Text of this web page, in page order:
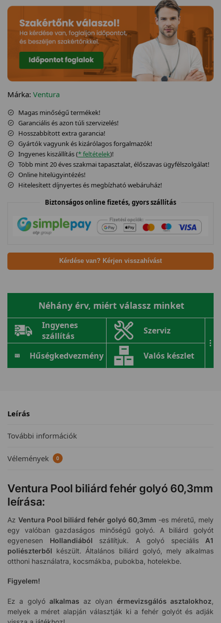
Márka: Ventura
Magas minőségű termékek!
Garanciális és azon túli szervizelés!
Hosszabbított extra garancia!
Gyártók vagyunk és kizárólagos forgalmazók!
Ingyenes kiszállítás (* feltételek)!
Több mint 20 éves szakmai tapasztalat, élőszavas ügyfélszolgálat!
Online hitelügyintézés!
Hitelesített díjnyertes és megbízható webáruház!
Biztonságos online fizetés, gyors szállítás
Kérdése van? Kérjen visszahívást
Néhány érv, miért válassz minket
Ingyenes
szállítás
Szerviz
Hűségkedvezmény Valós készlet
...
Leírás
További információk
Vélemények 0
Ventura Pool biliárd fehér golyó 60,3mm
leírása:
Az Ventura Pool biliárd fehér golyó 60,3mm -es méretű, mely
egy valóban gazdaságos minőségű golyó. A biliárd golyót
egyenesen Hollandiából szállítjuk. A golyó speciális A1
poliészterből készült. Általános biliárd golyó, mely alkalmas
otthoni használatra, kocsmákba, pubokba, hotelekbe.
Figyelem!
Ez a golyó alkalmas az olyan érmevizsgálós asztalokhoz,
melyek a méret alapján választják ki a fehér golyót és adják